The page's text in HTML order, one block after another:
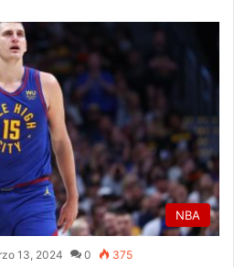
NBA
13, 2024 0 375